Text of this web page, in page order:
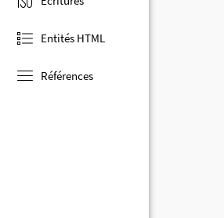
Entités HTML
Références